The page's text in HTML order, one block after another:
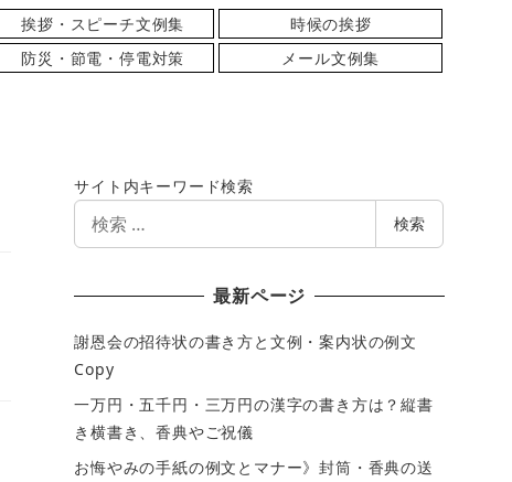
挨拶・スピーチ文例集
時候の挨拶
防災・節電・停電対策 メール文例集
サイト内キーワード検索
索
検索
最新ページ
謝恩会の招待状の書き方と文例・案内状の例文
Copy
一万円・五千円・三万円の漢字の書き方は？縦書
き横書き、香典やご祝儀
お悔やみの手紙の例文とマナー》封筒・香典の送